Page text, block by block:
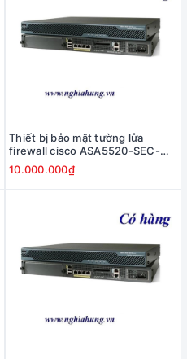
Thiết bị bảo mật tường lửa
firewall cisco ASA5520-SEC-
BUN-K9
10.000.000₫